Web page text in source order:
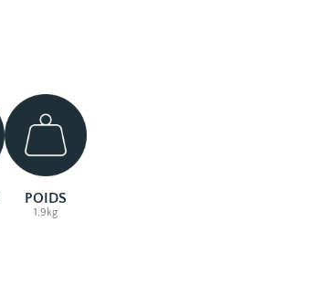
POIDS
1,9kg